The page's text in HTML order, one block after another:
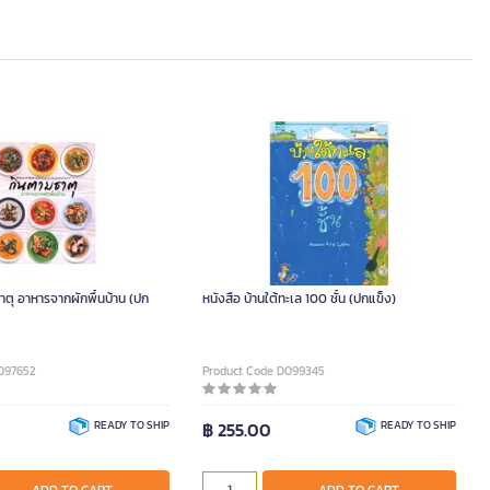
ตุ อาหารจากผักพื้นบ้าน (ปก
READY TO SHIP
หนังสือ บ้านใต้ทะเล 100 ชั้น (ปกแข็ง)
Product Code D099345
฿ 255.00 READY TO SHIP